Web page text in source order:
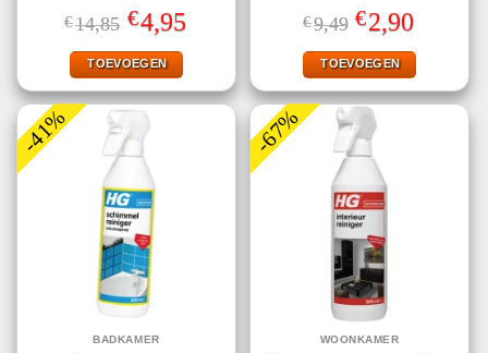
Gewaardeerd
5.00uit 5
€14,85 Oorspronkelijke
prijs
was:
€14,85.
€4,95prijs
TOEVOEGEN
Gewaardeerd
5.00uit 5
€9,49 Oorspronkelijke
prijs
was:
€9,49.
€2,90
is:
€2,90.
TOEVOEGEN
-41%
BADKAMER
-67%
WOONKAMER